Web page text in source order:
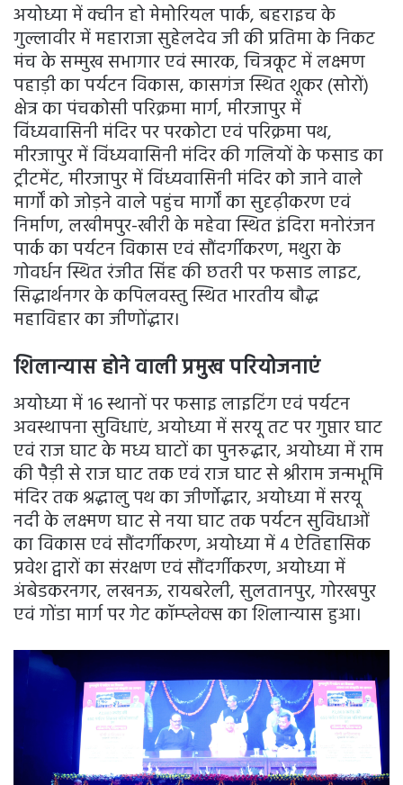
अयोध्या में क्चीन हो मेमोरियल पार्क, बहराइच के
गुल्लावीर में महाराजा सुहेलदेव जी की प्रतिमा के निकट
मंच के सम्मुख सभागार एवं स्मारक, चित्रकूट में लक्ष्मण
पहाड़ी का पर्यटन विकास, कासगंज स्थित शूकर (सोरों)
क्षेत्र का पंचकोसी परिक्रमा मार्ग, मीरजापुर में
विंध्यवासिनी मंदिर पर परकोटा एवं परिक्रमा पथ,
मीरजापुर में विंध्यवासिनी मंदिर की गलियों के फसाड का
ट्रीटमेंट, मीरजापुर में विंध्यवासिनी मंदिर को जाने वाले
मार्गों को जोड़ने वाले पहुंच मार्गों का सुदृढ़ीकरण एवं
निर्माण, लखीमपुर-खीरी के महेवा स्थित इंदिरा मनोरंजन
पार्क का पर्यटन विकास एवं सौंदर्गीकरण, मथुरा के
गोवर्धन स्थित रंजीत सिंह की छतरी पर फसाड लाइट,
सिद्धार्थनगर के कपिलवस्तु स्थित भारतीय बौद्ध
महाविहार का जीणोंद्धार।
शिलान्यास होने वाली प्रमुख परियोजनाएं
अयोध्या में 16 स्थानों पर फसाइ लाइटिंग एवं पर्यटन
अवस्थापना सुविधाएं, अयोध्या में सरयू तट पर गुप्तार घाट
एवं राज घाट के मध्य घाटों का पुनरुद्धार, अयोध्या में राम
की पैड़ी से राज घाट तक एवं राज घाट से श्रीराम जन्मभूमि
मंदिर तक श्रद्धालु पथ का जीर्णोद्धार, अयोध्या में सरयू
नदी के लक्ष्मण घाट से नया घाट तक पर्यटन सुविधाओं
का विकास एवं सौंदर्गीकरण, अयोध्या में 4 ऐतिहासिक
प्रवेश द्वारों का संरक्षण एवं सौंदर्गीकरण, अयोध्या में
अंबेडकरनगर, लखनऊ, रायबरेली, सुलतानपुर, गोरखपुर
एवं गोंडा मार्ग पर गेट कॉम्प्लेक्स का शिलान्यास हुआ।